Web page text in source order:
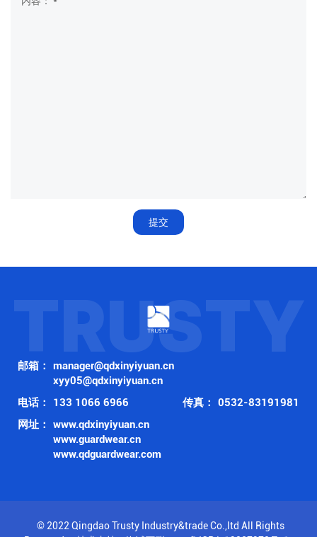
提交
TRUSTY
邮箱：
manager@qdxinyiyuan.cn
xyy05@qdxinyiyuan.cn
电话：
133 1066 6966 传真：
0532-83191981
网址：
www.qdxinyiyuan.cn
www.guardwear.cn
www.qdguardwear.com
© 2022 Qingdao Trusty Industry&trade Co.,ltd All Rights